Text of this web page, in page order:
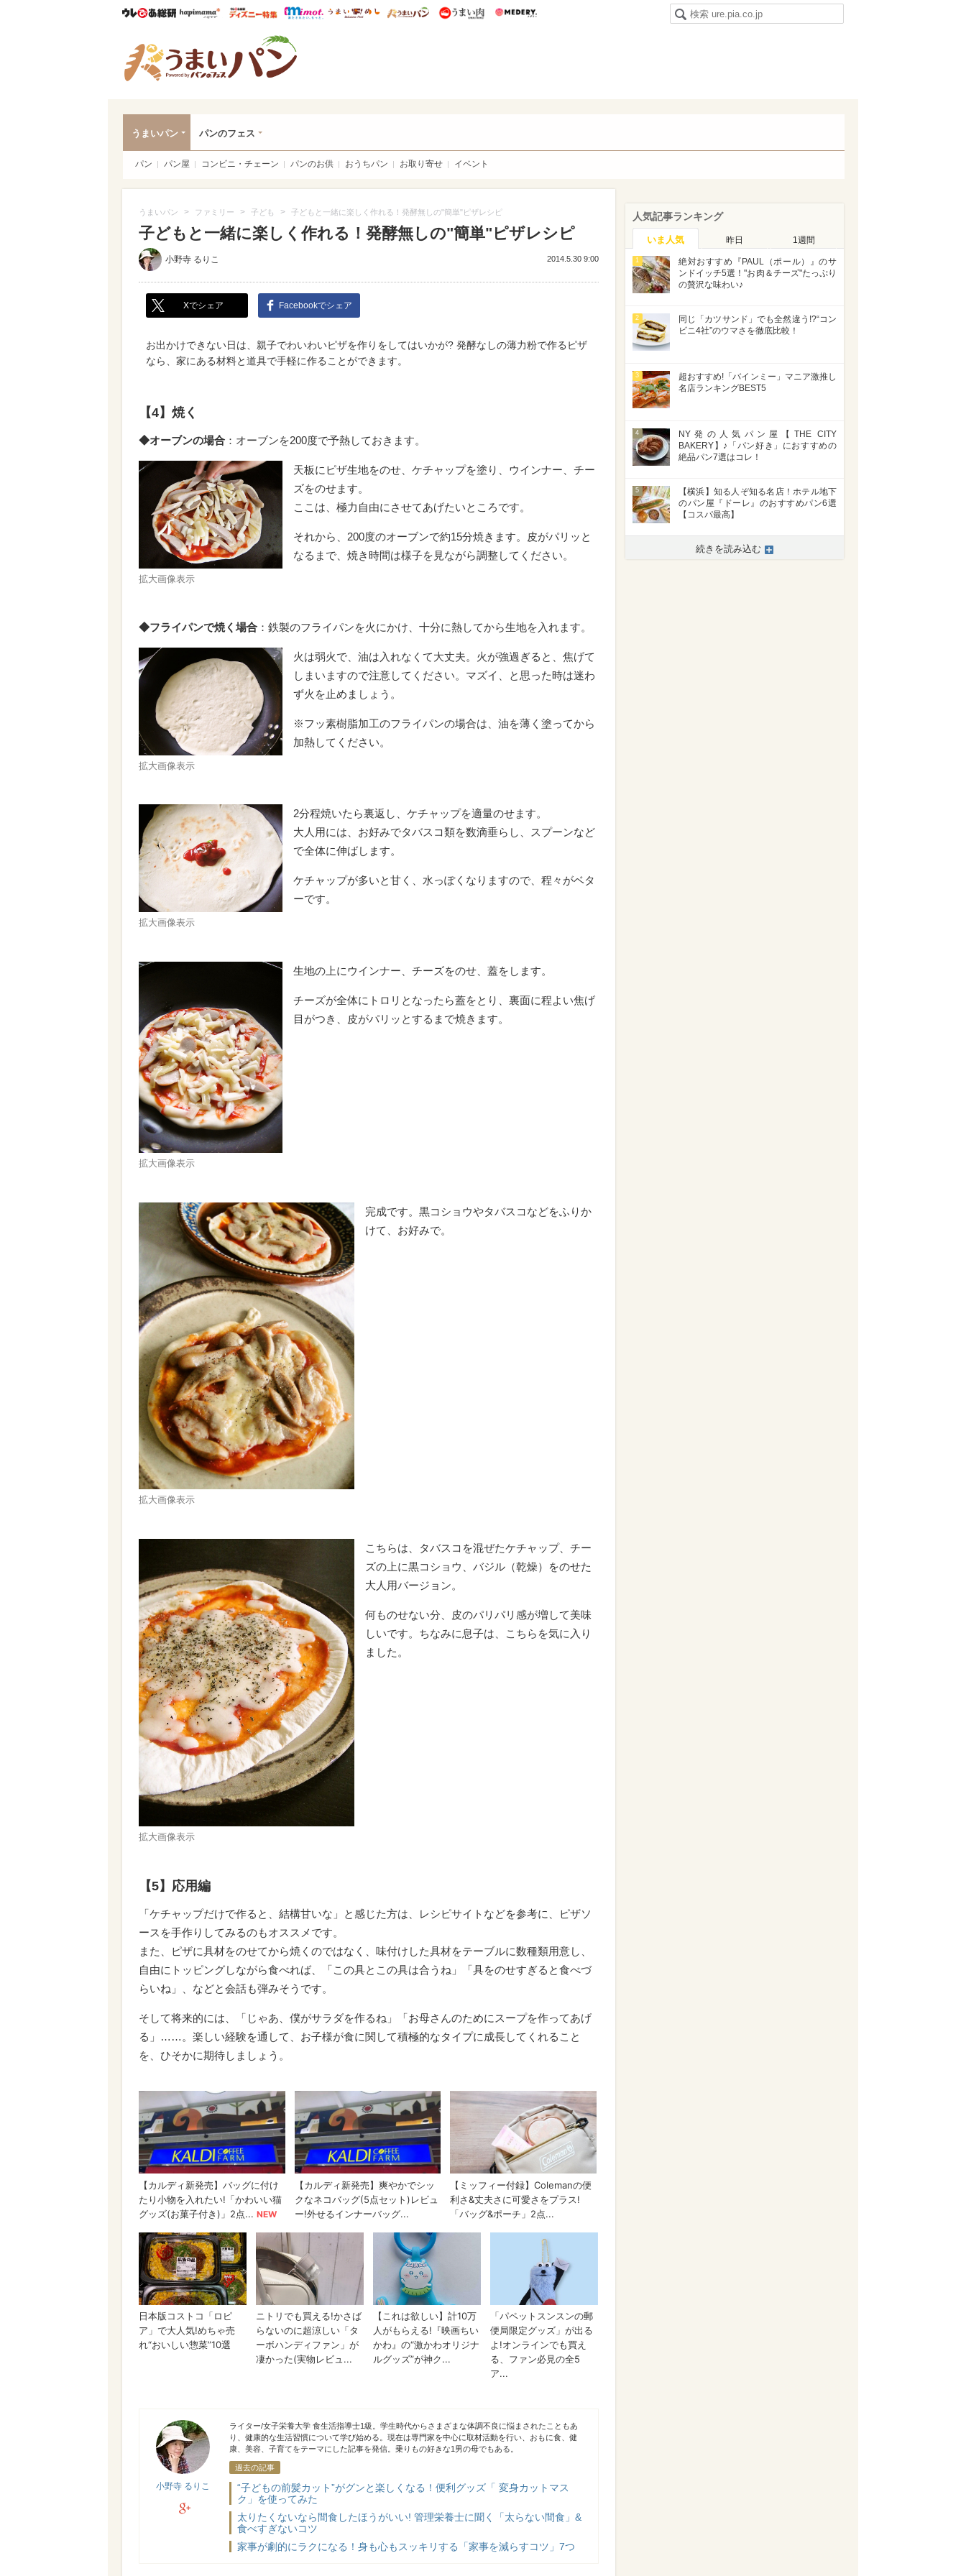
ウレぴあ総研ハピママ* ウレぴあ総研 ディズニー特集
mimot. うまいめし うまいパン うまい肉
うまいパン パンのフェス
パン パン屋 コンビニ・チェーン パンのお供 おうちパン お取り寄せ イベント
うまいパン > ファミリー > 子ども > 子どもと一緒に楽しく作れる！発酵無しの"簡単"ピザレシピ
子どもと一緒に楽しく作れる！発酵無しの"簡単"ピザレシピ
小野寺 るりこ 2014.5.30 9:00
Xでシェア Facebookでシェア
お出かけできない日は、親子でわいわいピザを作りをしてはいかが? 発酵なしの薄力粉で作るピザ
なら、家にある材料と道具で手軽に作ることができます。
【4】焼く
◆オーブンの場合 ：オーブンを200度で予熱しておきます。
拡大画像表示
天板にピザ生地をのせ、ケチャップを塗り、ウインナー、チー
ズをのせます。
ここは、極力自由にさせてあげたいところです。
それから、200度のオーブンで約15分焼きます。皮がパリッと
なるまで、焼き時間は様子を見ながら調整してください。
◆フライパンで焼く場合 ：鉄製のフライパンを火にかけ、十分に熱してから生地を入れます。
拡大画像表示
火は弱火で、油は入れなくて大丈夫。火が強過ぎると、焦げて
しまいますので注意してください。マズイ、と思った時は迷わ
ず火を止めましょう。
※フッ素樹脂加工のフライパンの場合は、油を薄く塗ってから
加熱してください。
拡大画像表示
2分程焼いたら裏返し、ケチャップを適量のせます。
大人用には、お好みでタバスコ類を数滴垂らし、スプーンなど
で全体に伸ばします。
ケチャップが多いと甘く、水っぽくなりますので、程々がベタ
ーです。
拡大画像表示
生地の上にウインナー、チーズをのせ、蓋をします。
チーズが全体にトロリとなったら蓋をとり、裏面に程よい焦げ
目がつき、皮がパリッとするまで焼きます。
拡大画像表示
完成です。黒コショウやタバスコなどをふりか
けて、お好みで。
拡大画像表示
こちらは、タバスコを混ぜたケチャップ、チー
ズの上に黒コショウ、バジル（乾燥）をのせた
大人用バージョン。
何ものせない分、皮のパリパリ感が増して美味
しいです。ちなみに息子は、こちらを気に入り
ました。
【5】応用編
「ケチャップだけで作ると、結構甘いな」と感じた方は、レシピサイトなどを参考に、ピザソ
ースを手作りしてみるのもオススメです。
また、ピザに具材をのせてから焼くのではなく、味付けした具材をテーブルに数種類用意し、
自由にトッピングしながら食べれば、「この具とこの具は合うね」「具をのせすぎると食べづ
らいね」、などと会話も弾みそうです。
そして将来的には、「じゃあ、僕がサラダを作るね」「お母さんのためにスープを作ってあげ
る」……。楽しい経験を通して、お子様が食に関して積極的なタイプに成長してくれること
を、ひそかに期待しましょう。
小野寺 るりこ
小野寺 るりこ
ライター/女子栄養大学 食生活指導士1級。学生時代からさまざまな体調不良に悩まされたこともあ
り、健康的な生活習慣について学び始める。現在は専門家を中心に取材活動を行い、おもに食、健
康、美容、子育てをテーマにした記事を発信。乗りもの好きな1男の母でもある。
過去の記事
“子どもの前髪カット”がグンと楽しくなる！便利グッズ「 変身カットマス
ク」を使ってみた
太りたくないなら間食したほうがいい! 管理栄養士に聞く「太らない間食」&
食べすぎないコツ
家事が劇的にラクになる！身も心もスッキリする「家事を減らすコツ」7つ
人気記事ランキング
いま人気 昨日 1週間
1
絶対おすすめ『PAUL（ポール）』のサ
ンドイッチ5選！"お肉＆チーズ"たっぷり
の贅沢な味わい♪
2
同じ「カツサンド」でも全然違う!?“コン
ビニ4社”のウマさを徹底比較！
3
超おすすめ!「バインミー」マニア激推し
名店ランキングBEST5
4
NY発の人気パン屋【THE CITY
BAKERY】♪「パン好き」におすすめの
絶品パン7選はコレ！
5
【横浜】知る人ぞ知る名店！ホテル地下
のパン屋『ドーレ』のおすすめパン6選
【コスパ最高】
続きを読み込む